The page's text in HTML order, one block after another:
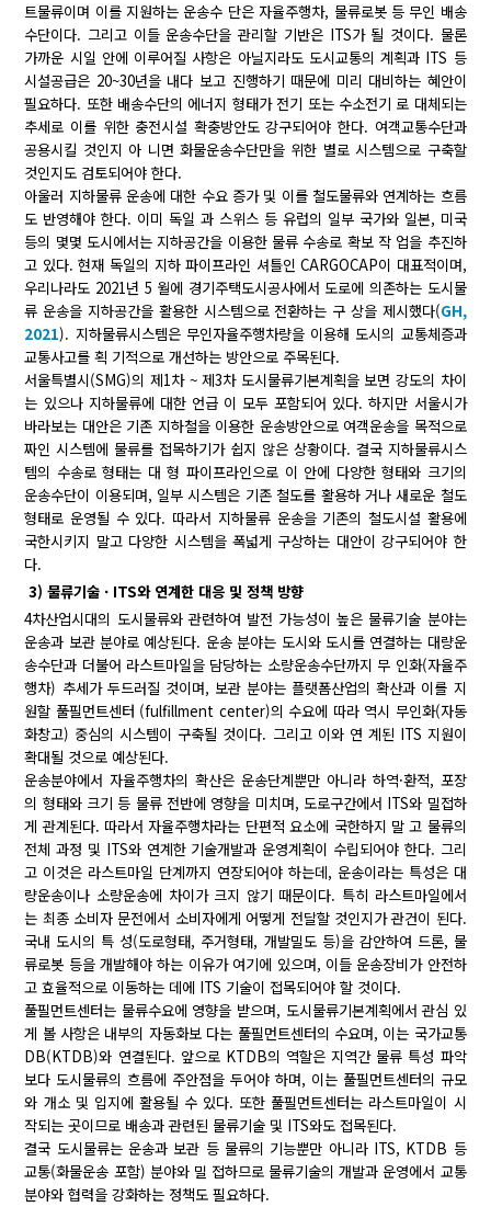
트물류이며 이를 지원하는 운송수 단은 자율주행차, 물류로봇 등 무인 배송
수단이다. 그리고 이들 운송수단을 관리할 기반은 ITS가 될 것이다. 물론
가까운 시일 안에 이루어질 사항은 아닐지라도 도시교통의 계획과 ITS 등
시설공급은 20~30년을 내다 보고 진행하기 때문에 미리 대비하는 혜안이
필요하다. 또한 배송수단의 에너지 형태가 전기 또는 수소전기 로 대체되는
추세로 이를 위한 충전시설 확충방안도 강구되어야 한다. 여객교통수단과
공용시킬 것인지 아 니면 화물운송수단만을 위한 별로 시스템으로 구축할
것인지도 검토되어야 한다.
아울러 지하물류 운송에 대한 수요 증가 및 이를 철도물류와 연계하는 흐름
도 반영해야 한다. 이미 독일 과 스위스 등 유럽의 일부 국가와 일본, 미국
등의 몇몇 도시에서는 지하공간을 이용한 물류 수송로 확보 작 업을 추진하
고 있다. 현재 독일의 지하 파이프라인 셔틀인 CARGOCAP이 대표적이며,
우리나라도 2021년 5 월에 경기주택도시공사에서 도로에 의존하는 도시물
류 운송을 지하공간을 활용한 시스템으로 전환하는 구 상을 제시했다(GH,
2021). 지하물류시스템은 무인자율주행차량을 이용해 도시의 교통체증과
교통사고를 획 기적으로 개선하는 방안으로 주목된다.
서울특별시(SMG)의 제1차 ~ 제3차 도시물류기본계획을 보면 강도의 차이
는 있으나 지하물류에 대한 언급 이 모두 포함되어 있다. 하지만 서울시가
바라보는 대안은 기존 지하철을 이용한 운송방안으로 여객운송을 목적으로
짜인 시스템에 물류를 접목하기가 쉽지 않은 상황이다. 결국 지하물류시스
템의 수송로 형태는 대 형 파이프라인으로 이 안에 다양한 형태와 크기의
운송수단이 이용되며, 일부 시스템은 기존 철도를 활용하 거나 새로운 철도
형태로 운영될 수 있다. 따라서 지하물류 운송을 기존의 철도시설 활용에
국한시키지 말고 다양한 시스템을 폭넓게 구상하는 대안이 강구되어야 한
다.
3) 물류기술 · ITS와 연계한 대응 및 정책 방향
4차산업시대의 도시물류와 관련하여 발전 가능성이 높은 물류기술 분야는
운송과 보관 분야로 예상된다. 운송 분야는 도시와 도시를 연결하는 대량운
송수단과 더불어 라스트마일을 담당하는 소량운송수단까지 무 인화(자율주
행차) 추세가 두드러질 것이며, 보관 분야는 플랫폼산업의 확산과 이를 지
원할 풀필먼트센터 (fulfillment center)의 수요에 따라 역시 무인화(자동
화창고) 중심의 시스템이 구축될 것이다. 그리고 이와 연 계된 ITS 지원이
확대될 것으로 예상된다.
운송분야에서 자율주행차의 확산은 운송단계뿐만 아니라 하역·환적, 포장
의 형태와 크기 등 물류 전반에 영향을 미치며, 도로구간에서 ITS와 밀접하
게 관계된다. 따라서 자율주행차라는 단편적 요소에 국한하지 말 고 물류의
전체 과정 및 ITS와 연계한 기술개발과 운영계획이 수립되어야 한다. 그리
고 이것은 라스트마일 단계까지 연장되어야 하는데, 운송이라는 특성은 대
량운송이나 소량운송에 차이가 크지 않기 때문이다. 특히 라스트마일에서
는 최종 소비자 문전에서 소비자에게 어떻게 전달할 것인지가 관건이 된다.
국내 도시의 특 성(도로형태, 주거형태, 개발밀도 등)을 감안하여 드론, 물
류로봇 등을 개발해야 하는 이유가 여기에 있으며, 이들 운송장비가 안전하
고 효율적으로 이동하는 데에 ITS 기술이 접목되어야 할 것이다.
풀필먼트센터는 물류수요에 영향을 받으며, 도시물류기본계획에서 관심 있
게 볼 사항은 내부의 자동화보 다는 풀필먼트센터의 수요며, 이는 국가교통
DB(KTDB)와 연결된다. 앞으로 KTDB의 역할은 지역간 물류 특성 파악
보다 도시물류의 흐름에 주안점을 두어야 하며, 이는 풀필먼트센터의 규모
와 개소 및 입지에 활용될 수 있다. 또한 풀필먼트센터는 라스트마일이 시
작되는 곳이므로 배송과 관련된 물류기술 및 ITS와도 접목된다.
결국 도시물류는 운송과 보관 등 물류의 기능뿐만 아니라 ITS, KTDB 등
교통(화물운송 포함) 분야와 밀 접하므로 물류기술의 개발과 운영에서 교통
분야와 협력을 강화하는 정책도 필요하다.